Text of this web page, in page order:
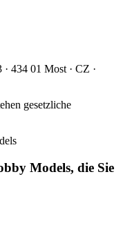
434 01 Most · CZ ·
gesetzliche
Models, die Sie